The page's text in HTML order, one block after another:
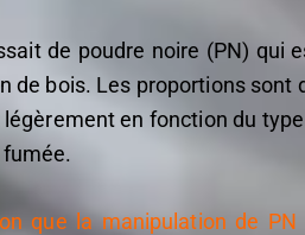
de poudre noire (PN)
de bois. Les proportions sont
en fonction du
que la manipulation de